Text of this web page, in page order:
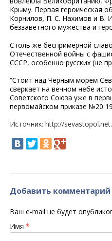
Крыму. Первая героическая
Корнилов, П. С. Нахимов и В.
беззаветного мужества и
Столь же беспримерной
Отечественной войны с
СССР, особенно русских (не
“Стоит над Черным морем
сверкает на вечном небе
Советского Союза уже в
первомайском приказе №20
Источник: http://
Добавить комментарий
Ваш e-mail не будет
Имя *